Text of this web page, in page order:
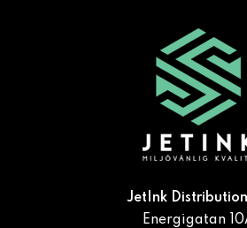
JetInk
Energigatan